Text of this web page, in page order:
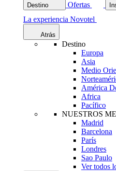
Destino Ofertas
La experiencia Novotel
Atrás
Destino
Europa
Asia
Medio
América
Africa
Pacífico
NUESTROS
Madrid
Barcelona
París
Londres
Sao Paulo
Ver todos